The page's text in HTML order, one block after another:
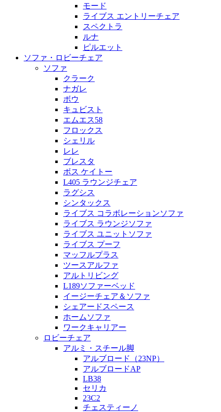
モード
ライブス エントリーチェア
スペクトラ
ルナ
ピルエット
ソファ・ロビーチェア
ソファ
クラーク
ナガレ
ボウ
キュビスト
エムエス58
フロックス
シェリル
レレ
ブレスタ
ボス ケイトー
L405 ラウンジチェア
ラグシス
シンタックス
ライブス コラボレーションソファ
ライブス ラウンジソファ
ライブス ユニットソファ
ライブス プーフ
マッフルプラス
ツースアルファ
アルトリビング
L189ソファーベッド
イージーチェア＆ソファ
シェアードスペース
ホームソファ
ワークキャリアー
ロビーチェア
アルミ・スチール脚
アルブロード（23NP）
アルブロードAP
LB38
セリカ
23C2
チェスティーノ